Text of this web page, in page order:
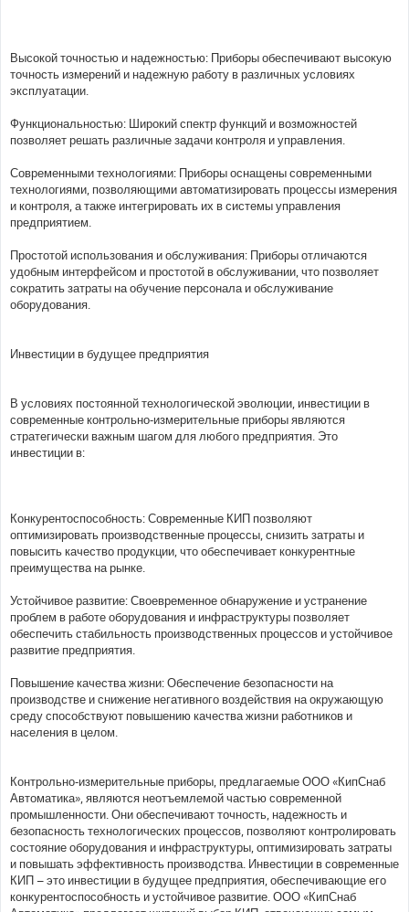
Высокой точностью и надежностью: Приборы обеспечивают высокую
точность измерений и надежную работу в различных условиях
эксплуатации.
Функциональностью: Широкий спектр функций и возможностей
позволяет решать различные задачи контроля и управления.
Современными технологиями: Приборы оснащены современными
технологиями, позволяющими автоматизировать процессы измерения
и контроля, а также интегрировать их в системы управления
предприятием.
Простотой использования и обслуживания: Приборы отличаются
удобным интерфейсом и простотой в обслуживании, что позволяет
сократить затраты на обучение персонала и обслуживание
оборудования.
Инвестиции в будущее предприятия
В условиях постоянной технологической эволюции, инвестиции в
современные контрольно-измерительные приборы являются
стратегически важным шагом для любого предприятия. Это
инвестиции в:
Конкурентоспособность: Современные КИП позволяют
оптимизировать производственные процессы, снизить затраты и
повысить качество продукции, что обеспечивает конкурентные
преимущества на рынке.
Устойчивое развитие: Своевременное обнаружение и устранение
проблем в работе оборудования и инфраструктуры позволяет
обеспечить стабильность производственных процессов и устойчивое
развитие предприятия.
Повышение качества жизни: Обеспечение безопасности на
производстве и снижение негативного воздействия на окружающую
среду способствуют повышению качества жизни работников и
населения в целом.
Контрольно-измерительные приборы, предлагаемые ООО «КипСнаб
Автоматика», являются неотъемлемой частью современной
промышленности. Они обеспечивают точность, надежность и
безопасность технологических процессов, позволяют контролировать
состояние оборудования и инфраструктуры, оптимизировать затраты
и повышать эффективность производства. Инвестиции в современные
КИП – это инвестиции в будущее предприятия, обеспечивающие его
конкурентоспособность и устойчивое развитие. ООО «КипСнаб